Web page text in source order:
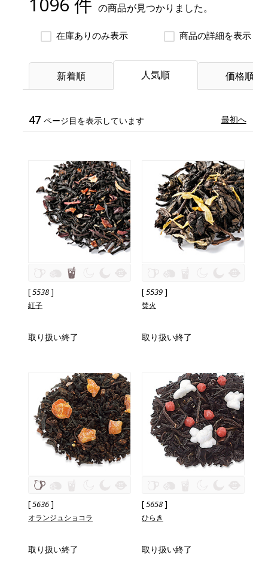
の商品が見つかりました。
在庫ありのみ表示 商品の詳細を表示
新着順 人気順 価格
47 ページ目を表示しています 最初へ
[5538]
紅子
取り扱い終了
[5539]
焚火
取り扱い終了
[5636]
オランジュショコラ
取り扱い終了
[5658]
ひらき
取り扱い終了